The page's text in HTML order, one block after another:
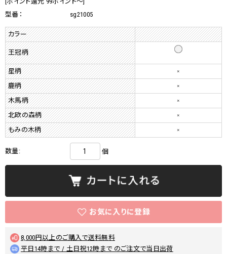
型番：
sg21005
カラー
王冠柄
星柄 ×
鹿柄 ×
木馬柄 ×
北欧の森柄 ×
もみの木柄 ×
数量: 個
8,000円以上のご購入で送料無料
平日14時まで / 土日祝12時まで のご注文で当日出荷